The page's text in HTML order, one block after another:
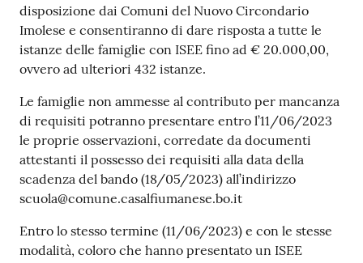
disposizione dai Comuni del Nuovo Circondario
Imolese e consentiranno di dare risposta a tutte le
istanze delle famiglie con ISEE fino ad € 20.000,00,
ovvero ad ulteriori 432 istanze.
Le famiglie non ammesse al contributo per mancanza
di requisiti potranno presentare entro l’11/06/2023
le proprie osservazioni, corredate da documenti
attestanti il possesso dei requisiti alla data della
scadenza del bando (18/05/2023) all’indirizzo
scuola@comune.casalfiumanese.bo.it
Entro lo stesso termine (11/06/2023) e con le stesse
modalità, coloro che hanno presentato un ISEE